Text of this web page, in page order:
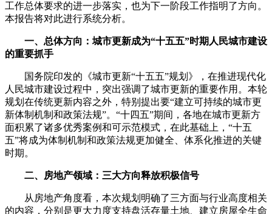
工作总体要求的进一步落实，也为下一阶段工作指明了方向。
本报告将对此进行系统分析。
一、总体方向：城市更新成为“十五五”时期人民城市建设
的重要抓手
国务院印发的《城市更新“十五五”规划》，在推进现代化
人民城市建设过程中，突出强调了城市更新的重要作用。本轮
规划在传统更新内容之外，特别提出要“建立可持续的城市更
新体制机制和政策法规”。“十四五”期间，各地在城市更新方
面积累了诸多优秀案例和可示范模式，在此基础上，“十五
五”将成为体制机制和政策法规更加健全、体系化推进的关键
时期。
二、房地产领域：三大方向释放积极信号
从房地产角度看，本次规划明确了三方面与行业高度相关
的内容，分别是更大力度支持盘活存量土地、建立房屋全生命